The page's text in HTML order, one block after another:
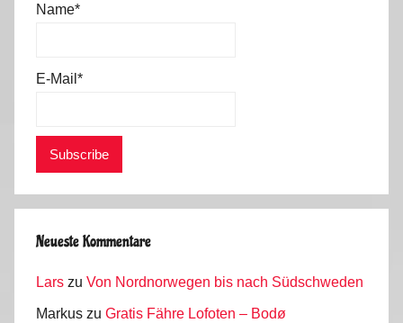
Name*
E-Mail*
Neueste Kommentare
Lars zu Von Nordnorwegen bis nach Südschweden
Markus zu Gratis Fähre Lofoten – Bodø